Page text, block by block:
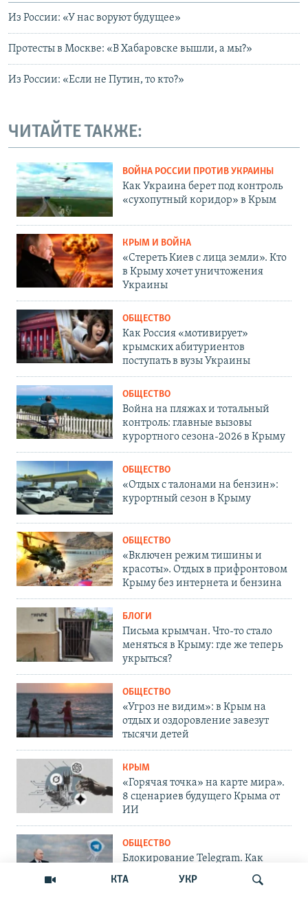
КТА УКР
Из России: «У нас воруют будущее»
Протесты в Москве: «В Хабаровске вышли, а мы?»
Из России: «Если не Путин, то кто?»
ЧИТАЙТЕ ТАКЖЕ:
ВОЙНА РОССИИ ПРОТИВ УКРАИНЫ
Как Украина берет под контроль
«сухопутный коридор» в Крым
КРЫМ И ВОЙНА
«Стереть Киев с лица земли». Кто
в Крыму хочет уничтожения
Украины
ОБЩЕСТВО
Как Россия «мотивирует»
крымских абитуриентов
поступать в вузы Украины
ОБЩЕСТВО
Война на пляжах и тотальный
контроль: главные вызовы
курортного сезона-2026 в Крыму
ОБЩЕСТВО
«Отдых с талонами на бензин»:
курортный сезон в Крыму
ОБЩЕСТВО
«Включен режим тишины и
красоты». Отдых в прифронтовом
Крыму без интернета и бензина
БЛОГИ
Письма крымчан. Что-то стало
меняться в Крыму: где же теперь
укрыться?
ОБЩЕСТВО
«Угроз не видим»: в Крым на
отдых и оздоровление завезут
тысячи детей
КРЫМ
«Горячая точка» на карте мира».
8 сценариев будущего Крыма от
ИИ
ОБЩЕСТВО
Блокирование Telegram. Как
решить проблему крымчанам